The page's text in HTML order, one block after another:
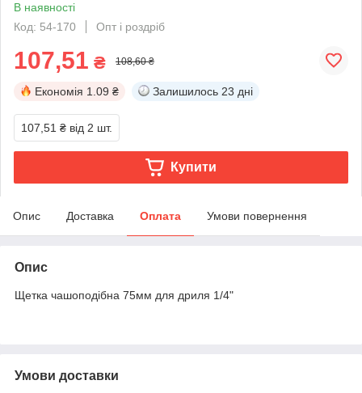
В наявності
Код: 54-170
Опт і роздріб
107,51 ₴ 108,60 ₴
Економія 1.09 ₴ Залишилось 23 дні
107,51 ₴ від 2 шт.
Купити
Опис Доставка Оплата Умови повернення
Опис
Щетка чашоподібна 75мм для дриля 1/4"
Умови доставки